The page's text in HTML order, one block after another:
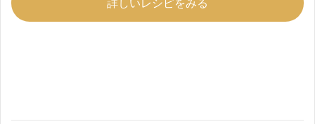
詳しいレシピをみる